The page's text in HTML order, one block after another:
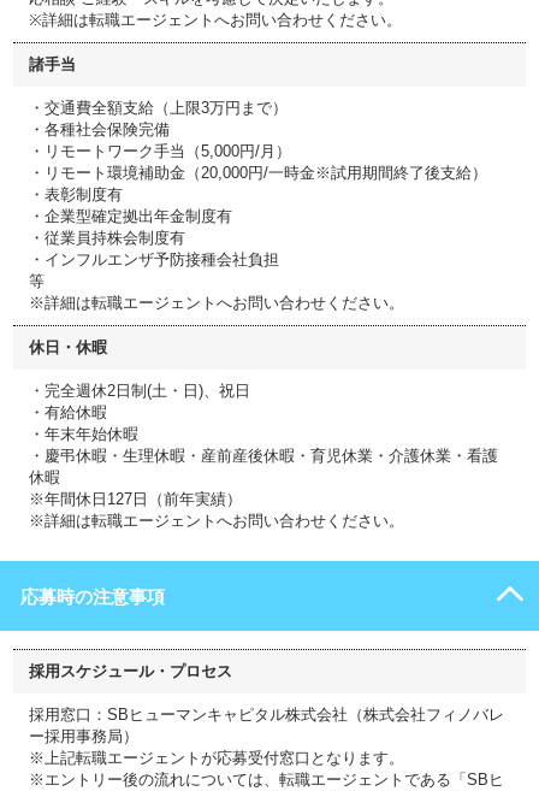
※詳細は転職エージェントへお問い合わせください。
諸手当
・交通費全額支給（上限3万円まで）
・各種社会保険完備
・リモートワーク手当（5,000円/月）
・リモート環境補助金（20,000円/一時金※試用期間終了後支給）
・表彰制度有
・企業型確定拠出年金制度有
・従業員持株会制度有
・インフルエンザ予防接種会社負担
等
※詳細は転職エージェントへお問い合わせください。
休日・休暇
・完全週休2日制(土・日)、祝日
・有給休暇
・年末年始休暇
・慶弔休暇・生理休暇・産前産後休暇・育児休業・介護休業・看護
休暇
※年間休日127日（前年実績）
※詳細は転職エージェントへお問い合わせください。
応募時の注意事項
採用スケジュール・プロセス
採用窓口：SBヒューマンキャピタル株式会社（株式会社フィノバレ
ー採用事務局）
※上記転職エージェントが応募受付窓口となります。
※エントリー後の流れについては、転職エージェントである「SBヒ